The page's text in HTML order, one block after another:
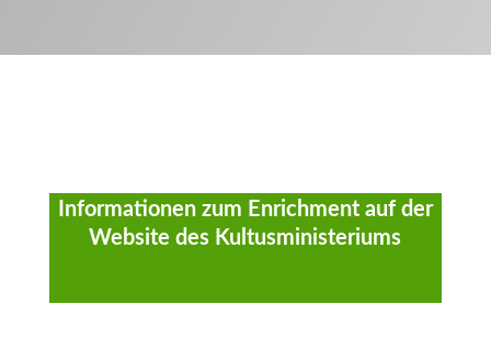
Informationen zum Enrichment auf der
Website des Kultusministeriums